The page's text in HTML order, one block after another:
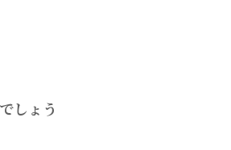
しょう